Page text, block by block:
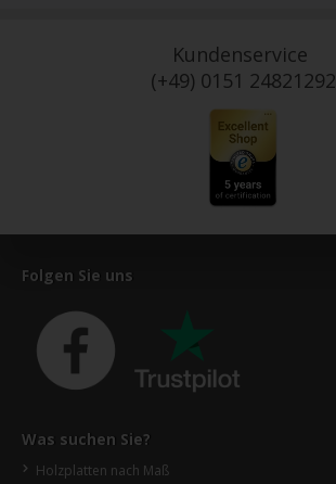
Kundenservice
(+49) 0151 24821292
Folgen Sie uns
Was suchen Sie?
Holzplatten nach Maß